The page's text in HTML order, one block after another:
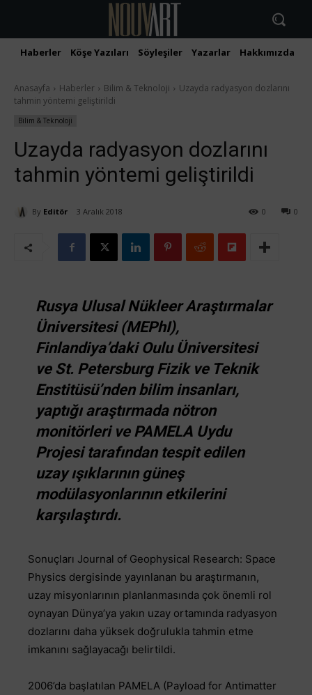
Haberler Köşe Yazıları Söyleşiler Yazarlar Hakkımızda
Anasayfa Haberler Bilim & Teknoloji
Uzayda radyasyon dozlarını
tahmin yöntemi geliştirildi
Bilim & Teknoloji
Uzayda radyasyon dozlarını
tahmin yöntemi geliştirildi
By Editör 3 Aralık 2018 0
0
Rusya Ulusal Nükleer Araştırmalar
Üniversitesi (MEPhI),
Finlandiya’daki Oulu Üniversitesi
ve St. Petersburg Fizik ve Teknik
Enstitüsü’nden bilim insanları,
yaptığı araştırmada nötron
monitörleri ve PAMELA Uydu
Projesi tarafından tespit edilen
uzay ışıklarının güneş
modülasyonlarının etkilerini
karşılaştırdı.
Sonuçları Journal of Geophysical Research: Space
Physics dergisinde yayınlanan bu araştırmanın,
uzay misyonlarının planlanmasında çok önemli rol
oynayan Dünya’ya yakın uzay ortamında radyasyon
dozlarını daha yüksek doğrulukla tahmin etme
imkanını sağlayacağı belirtildi.
2006’da başlatılan PAMELA (Payload for Antimatter